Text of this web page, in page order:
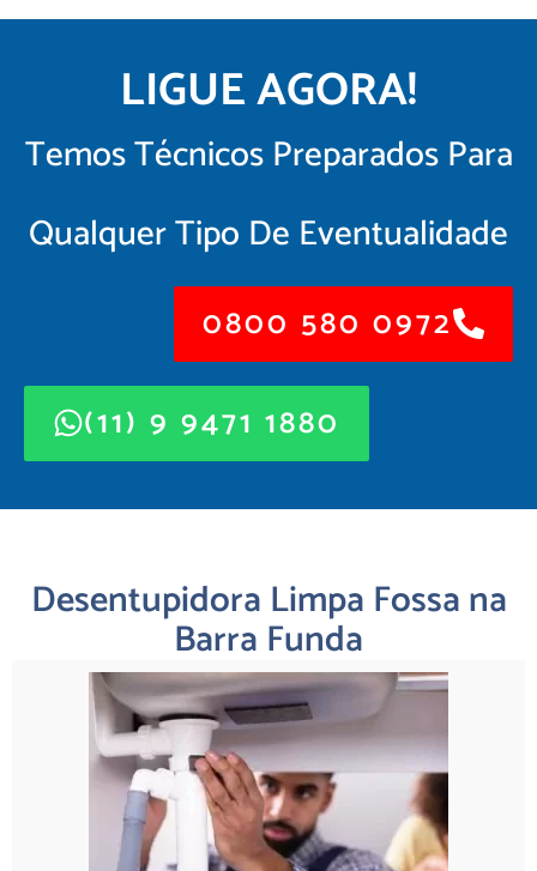
LIGUE AGORA!
Temos Técnicos Preparados Para
Qualquer Tipo De Eventualidade
0800 580 0972
(11) 9 9471 1880
Desentupidora Limpa Fossa na
Barra Funda